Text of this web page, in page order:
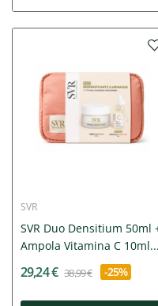
SVR
SVR Duo Densitium 50ml
Ampola Vitamina C 10ml...
29,24 € 38,99 € -25%